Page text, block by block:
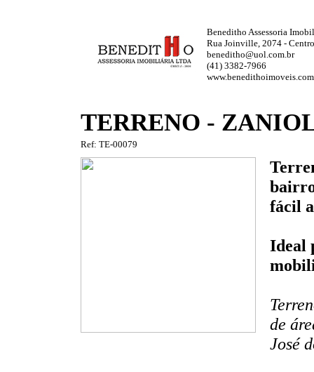
Beneditho Assessoria
Rua Joinville, 2074 -
beneditho@uol.com.br
(41) 3382-7966
TERRENO -
Ref: TE-00079
fácil
Ideal
de
José